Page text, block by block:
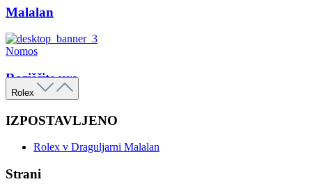
Malalan
Nomos
Raziščite ure
Rolex
IZPOSTAVLJENO
Rolex v Draguljarni Malalan
Strani